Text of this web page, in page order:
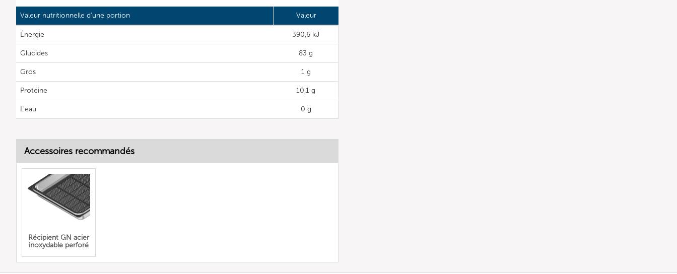
Valeur nutritionnelle d'une portion Valeur
Énergie 390,6 kJ
Glucides 83 g
Gros 1 g
Protéine 10,1 g
L'eau 0 g
Accessoires recommandés
Récipient GN acier
inoxydable perforé